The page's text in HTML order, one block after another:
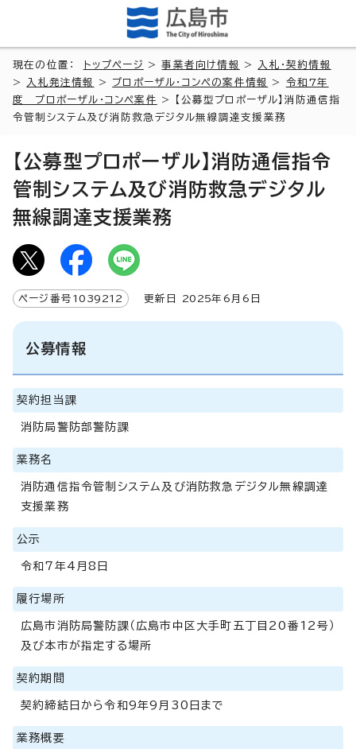
現在の位置： トップページ >事業者向け情報 >
入札・契約情報
>
入札発注情報 > プロポーザル・コンペの案件情報 > 令和7年
度 プロポーザル・コンペ案件
> 【公募型プロポーザル】消防通信指
令管制システム及び消防救急デジタル無線調達支援業務
【公募型プロポーザル】消防通信指令
管制システム及び消防救急デジタル
無線調達支援業務
ページ番号 1039212 更新日 2025年6月6日
公募情報
契約担当課
消防局警防部警防課
業務名
消防通信指令管制システム及び消防救急デジタル無線調達
支援業務
公示
令和7年4月8日
履行場所
広島市消防局警防課（広島市中区大手町五丁目20番12号）
及び本市が指定する場所
契約期間
契約締結日から令和9年9月30日まで
業務概要